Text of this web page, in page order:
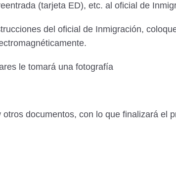
(tarjeta ED), etc. al oficial de
del oficial de Inmigración,
le tomará una fotografía
documentos, con lo que finalizará el